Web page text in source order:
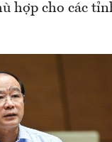
hợp cho các